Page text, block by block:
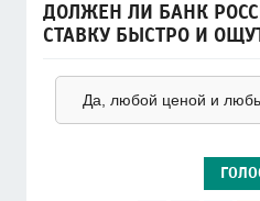
ДОЛЖЕН ЛИ БАНК
СТАВКУ БЫСТРО И